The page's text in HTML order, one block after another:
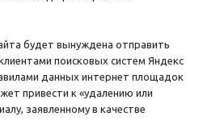
будет вынуждена отправить
поисковых систем Яндекс
данных интернет площадок
привести к «удалению или
заявленному в качестве